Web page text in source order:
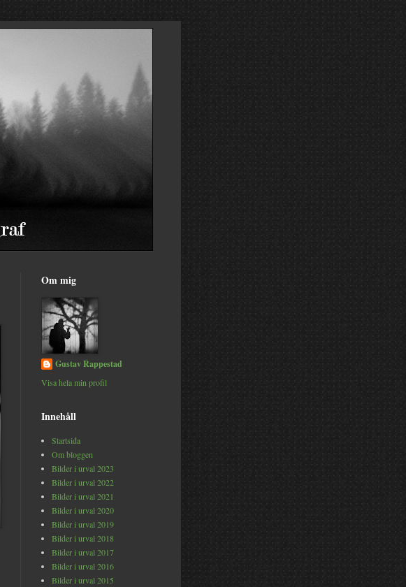
Om mig
Gustav Rappestad
Visa hela min profil
Innehåll
Startsida
Om bloggen
Bilder i urval 2023
Bilder i urval 2022
Bilder i urval 2021
Bilder i urval 2020
Bilder i urval 2019
Bilder i urval 2018
Bilder i urval 2017
Bilder i urval 2016
Bilder i urval 2015